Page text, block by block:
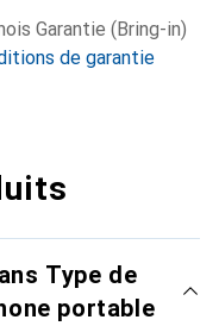
Garantie (Bring-in)
de garantie
Type de
portable